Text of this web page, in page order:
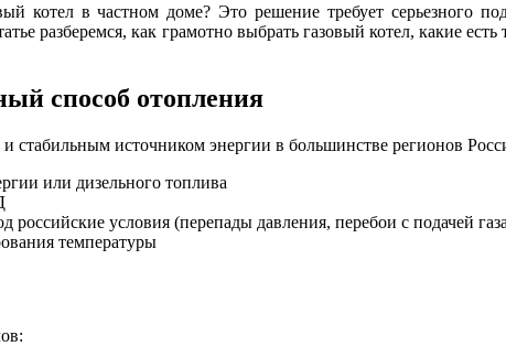
котел в частном доме? Это решение требует
разберемся, как грамотно выбрать газовый котел, какие
способ отопления
стабильным источником энергии в большинстве регионов
или дизельного топлива
условия (перепады давления, перебои с подачей
температуры